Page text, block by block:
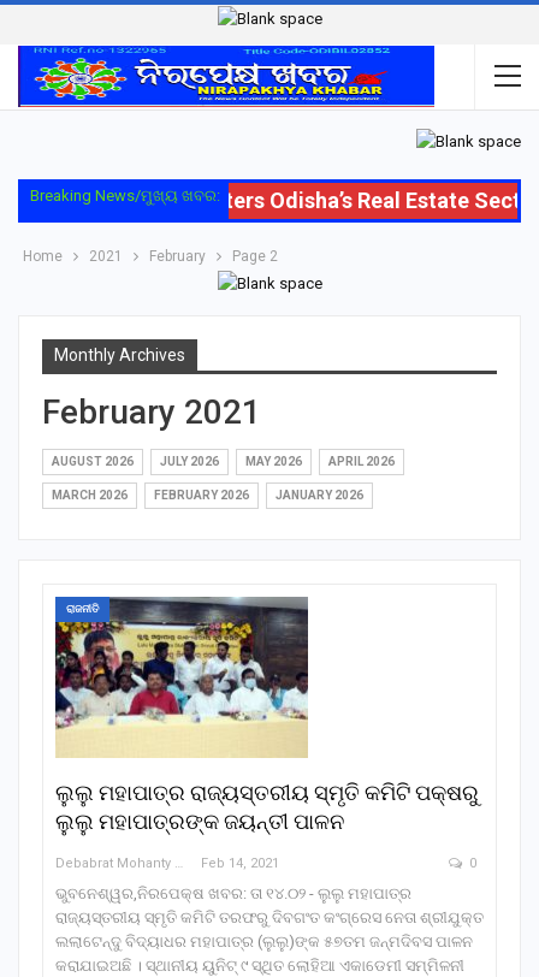
Breaking News/ମୁଖ୍ୟ ଖବର:
Oriom Group Enters Odisha’s Real Estate
Home 2021 February Page 2
Monthly Archives
February 2021
AUGUST 2026 JULY 2026 MAY 2026 APRIL 2026
MARCH 2026 FEBRUARY 2026 JANUARY 2026
ରାଜନୀତି
ଲୁଲୁ ମହାପାତ୍ର ରାଜ୍ୟସ୍ତରୀୟ ସ୍ମୃତି କମିଟି ପକ୍ଷରୁ
ଲୁଲୁ ମହାପାତ୍ରଙ୍କ ଜୟନ୍ତୀ ପାଳନ
Debabrat Mohanty Feb 14, 2021 0
ଭୁବନେଶ୍ୱର,ନିରପେକ୍ଷ ଖବର: ତା ୧୪.୦୨ - ଲୁଲୁ ମହାପାତ୍ର
ରାଜ୍ୟସ୍ତରୀୟ ସ୍ମୃତି କମିଟି ତରଫରୁ ଦିବଗଂତ କଂଗ୍ରେସ ନେତା ଶ୍ରୀଯୁକ୍ତ
ଲଲାଟେନ୍ଦୁ ବିଦ୍ୟାଧର ମହାପାତ୍ର (ଲୁଲୁ)ଙ୍କ ୫୭ତମ ଜନ୍ମଦିବସ ପାଳନ
କରାଯାଇଅଛି । ସ୍ଥାନୀୟ ୟୁନିଟ୍ ୯ ସ୍ଥିତ ଲୋହିଆ ଏକାଡେମୀ ସମ୍ମିଳନୀ